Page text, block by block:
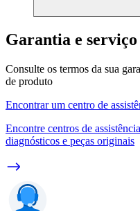
Garantia e serviço
Consulte os termos da sua
de produto
Encontrar um centro de
Encontre centros de
diagnósticos e peças originais